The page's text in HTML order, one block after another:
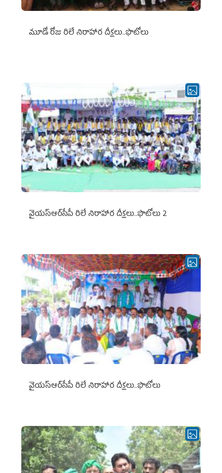
మూడో రోజు రిలే నిరాహార దీక్షలు..ఫొటోలు
వైయ‌స్ఆర్‌సీపీ రిలే నిరాహార దీక్షలు..ఫొటోలు 2
వైయ‌స్ఆర్‌సీపీ రిలే నిరాహార దీక్షలు..ఫొటోలు